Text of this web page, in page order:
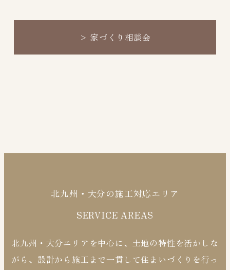
> 家づくり相談会
北九州・大分の施工対応エリア
SERVICE AREAS
北九州・大分エリアを中心に、土地の特性を活かしな
がら、設計から施工まで一貫して住まいづくりを行っ